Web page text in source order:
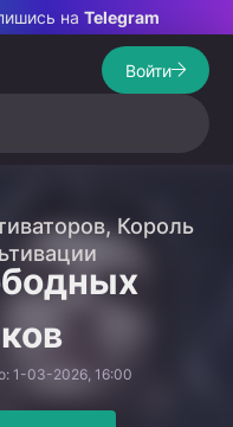
на Telegram
Войти
Король
1-03-2026, 16:00